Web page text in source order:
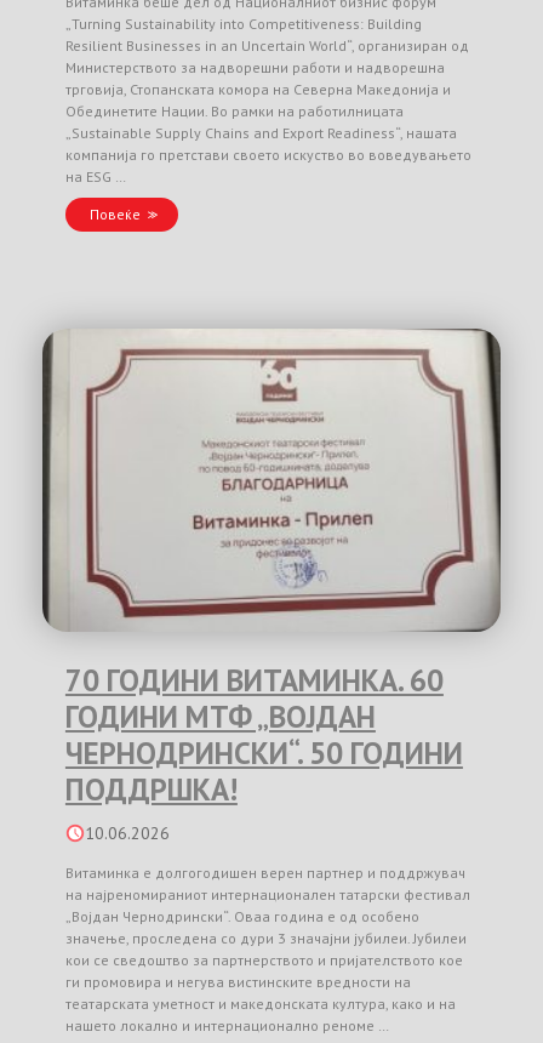
„Turning Sustainability into Competitiveness: Building
Resilient Businesses in an Uncertain World“, организиран од
Министерството за надворешни работи и надворешна
трговија, Стопанската комора на Северна Македонија и
Обединетите Нации. Во рамки на работилницата
„Sustainable Supply Chains and Export Readiness“, нашата
компанија го претстави своето искуство во воведувањето
на ESG …
Повеќе
70 ГОДИНИ ВИТАМИНКА. 60
ГОДИНИ МТФ „ВОЈДАН
ЧЕРНОДРИНСКИ“. 50 ГОДИНИ
ПОДДРШКА!
10.06.2026
Витаминка е долгогодишен верен партнер и поддржувач
на најреномираниот интернационален татарски фестивал
„Војдан Чернодрински“. Оваа година е од особено
значење, проследена со дури 3 значајни јубилеи. Јубилеи
кои се сведоштво за партнерството и пријателството кое
ги промовира и негува вистинските вредности на
театарската уметност и македонската култура, како и на
нашето локално и интернационално реноме …